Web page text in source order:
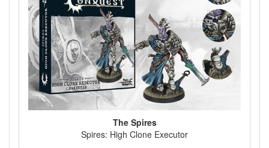
The Spires
Spires: High Clone Executor